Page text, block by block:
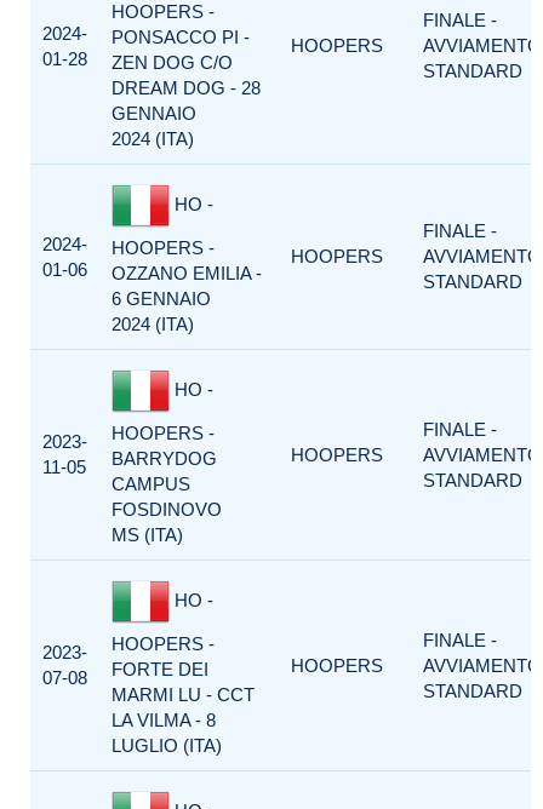
2024-
01-28
HOOPERS -
PONSACCO PI -
ZEN DOG C/O
DREAM DOG - 28
GENNAIO
2024 (ITA)
HOOPERS
FINALE -
AVVIAMENTO
STANDARD
2024-
01-06
HO -
HOOPERS -
OZZANO EMILIA -
6 GENNAIO
2024 (ITA)
HOOPERS
FINALE -
AVVIAMENTO
STANDARD
2023-
11-05
HO -
HOOPERS -
BARRYDOG
CAMPUS
FOSDINOVO
MS (ITA)
HOOPERS
FINALE -
AVVIAMENTO
STANDARD
2023-
07-08
HO -
HOOPERS -
FORTE DEI
MARMI LU - CCT
LA VILMA - 8
LUGLIO (ITA)
HOOPERS
FINALE -
AVVIAMENTO
STANDARD